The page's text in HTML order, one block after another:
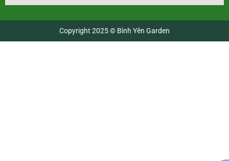
Copyright 2025 © Bình Yên Garden